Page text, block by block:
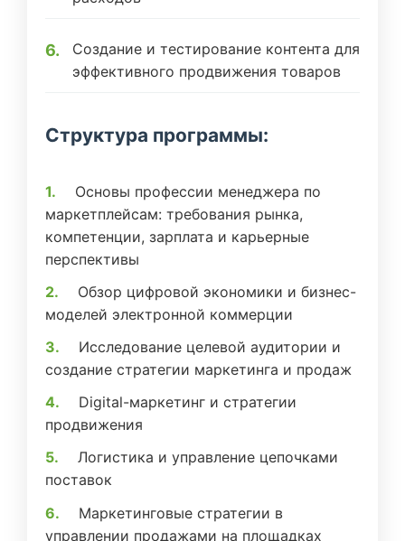
Создание и тестирование контента для
эффективного продвижения товаров
Структура программы:
Основы профессии менеджера по
маркетплейсам: требования рынка,
компетенции, зарплата и карьерные
перспективы
Обзор цифровой экономики и бизнес-
моделей электронной коммерции
Исследование целевой аудитории и
создание стратегии маркетинга и продаж
Digital-маркетинг и стратегии
продвижения
Логистика и управление цепочками
поставок
Маркетинговые стратегии в
управлении продажами на площадках